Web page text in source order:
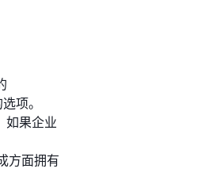
项。
如果企业
方面拥有